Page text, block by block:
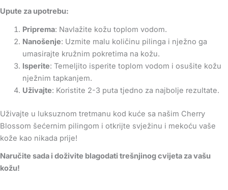
Upute za upotrebu:
Priprema: Navlažite kožu toplom vodom.
Nanošenje: Uzmite malu količinu pilinga i nježno ga
umasirajte kružnim pokretima na kožu.
Isperite: Temeljito isperite toplom vodom i osušite kožu
nježnim tapkanjem.
Uživajte: Koristite 2-3 puta tjedno za najbolje rezultate.
Uživajte u luksuznom tretmanu kod kuće sa našim Cherry
Blossom šećernim pilingom i otkrijte svježinu i mekoću vaše
kože kao nikada prije!
Naručite sada i doživite blagodati trešnjinog cvijeta za vašu
kožu!